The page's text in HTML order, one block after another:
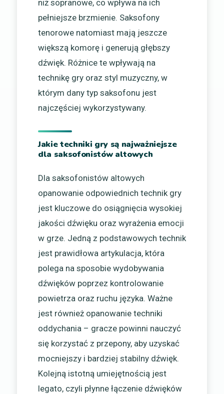
niż sopranowe, co wpływa na ich
pełniejsze brzmienie. Saksofony
tenorowe natomiast mają jeszcze
większą komorę i generują głębszy
dźwięk. Różnice te wpływają na
technikę gry oraz styl muzyczny, w
którym dany typ saksofonu jest
najczęściej wykorzystywany.
Jakie techniki gry są najważniejsze
dla saksofonistów altowych
Dla saksofonistów altowych
opanowanie odpowiednich technik gry
jest kluczowe do osiągnięcia wysokiej
jakości dźwięku oraz wyrażenia emocji
w grze. Jedną z podstawowych technik
jest prawidłowa artykulacja, która
polega na sposobie wydobywania
dźwięków poprzez kontrolowanie
powietrza oraz ruchu języka. Ważne
jest również opanowanie techniki
oddychania – gracze powinni nauczyć
się korzystać z przepony, aby uzyskać
mocniejszy i bardziej stabilny dźwięk.
Kolejną istotną umiejętnością jest
legato, czyli płynne łączenie dźwięków